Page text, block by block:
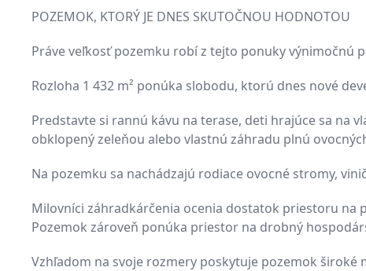
POZEMOK, KTORÝ JE DNES SKUTOČNOU HODNOTOU
Práve veľkosť pozemku robí z tejto ponuky výnimočnú
Rozloha 1 432 m² ponúka slobodu, ktorú dnes nové
Predstavte si rannú kávu na terase, deti hrajúce sa na
obklopený zeleňou alebo vlastnú záhradu plnú
Na pozemku sa nachádzajú rodiace ovocné stromy,
Milovníci záhradkárčenia ocenia dostatok priestoru na
Pozemok zároveň ponúka priestor na drobný
Vzhľadom na svoje rozmery poskytuje pozemok